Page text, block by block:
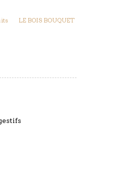
LE BOIS BOUQUET